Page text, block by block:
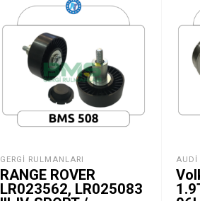
GERGI RULMANLARI
RANGE ROVER
LR023562, LR025083
AUDI